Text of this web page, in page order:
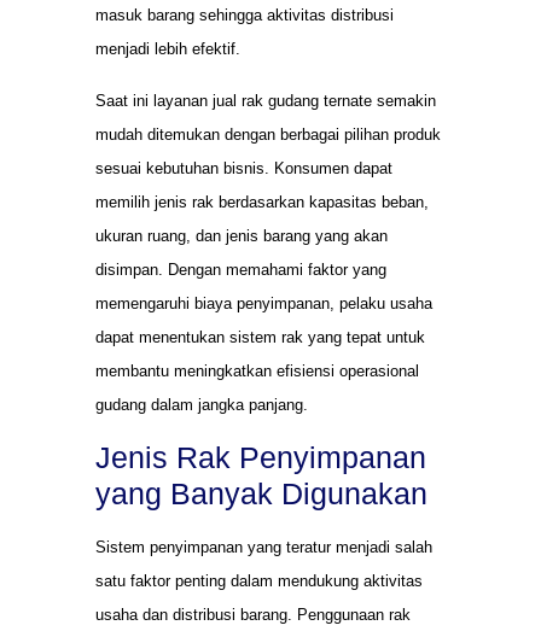
masuk barang sehingga aktivitas distribusi
menjadi lebih efektif.
Saat ini layanan jual rak gudang ternate semakin
mudah ditemukan dengan berbagai pilihan produk
sesuai kebutuhan bisnis. Konsumen dapat
memilih jenis rak berdasarkan kapasitas beban,
ukuran ruang, dan jenis barang yang akan
disimpan. Dengan memahami faktor yang
memengaruhi biaya penyimpanan, pelaku usaha
dapat menentukan sistem rak yang tepat untuk
membantu meningkatkan efisiensi operasional
gudang dalam jangka panjang.
Jenis Rak Penyimpanan
yang Banyak Digunakan
Sistem penyimpanan yang teratur menjadi salah
satu faktor penting dalam mendukung aktivitas
usaha dan distribusi barang. Penggunaan rak